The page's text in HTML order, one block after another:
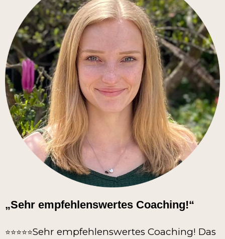
„Sehr empfehlenswertes Coaching!“
⭐️⭐️⭐️⭐️⭐️Sehr empfehlenswertes Coaching! Das